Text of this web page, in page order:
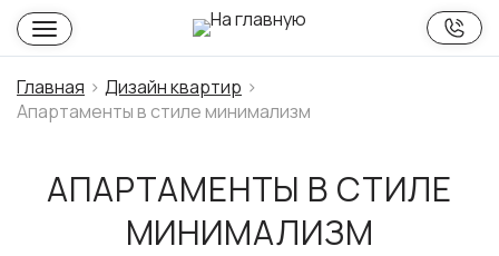
Главная
Дизайн квартир
Апартаменты в стиле минимализм
АПАРТАМЕНТЫ В СТИЛЕ
МИНИМАЛИЗМ